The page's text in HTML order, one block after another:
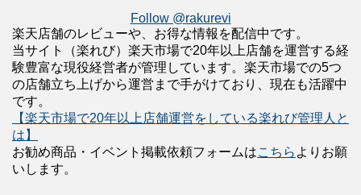
Follow @rakurevi
楽天店舗のレビューや、お得な情報を配信中です。
当サイト（楽れび）楽天市場で20年以上店舗を運営する経
験豊富な現役経営者が管理しています。楽天市場での5つ
の店舗立ち上げから運営まで手がけており、現在も活躍中
です。
【楽天市場で20年以上店舗運営をしている楽れび管理人と
は】
お勧め商品・イベント掲載依頼フォームはこちら よりお願
いします。